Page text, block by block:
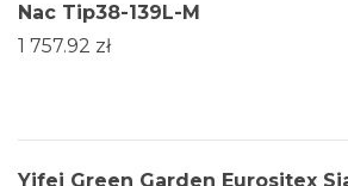
Nac Tip38-139L-M
1 757.92 zł
Yifei Green Garden Eurositex